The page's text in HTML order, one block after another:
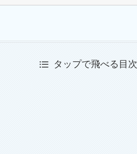
タップで飛べる目次